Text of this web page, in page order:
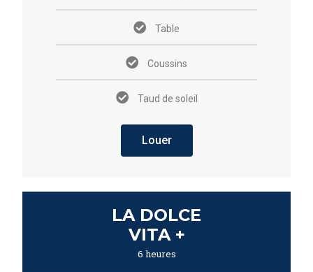
Table
Coussins
Taud de soleil
Louer
LA DOLCE
VITA +
6 heures